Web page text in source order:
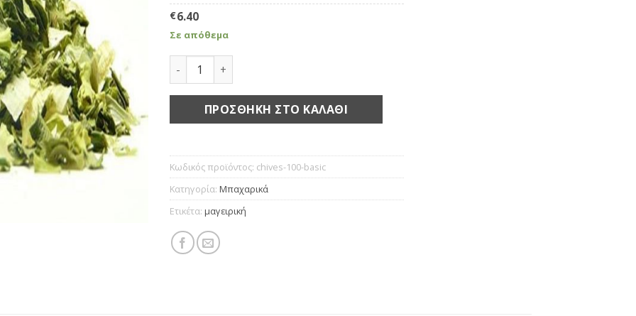
€6.40
Σε απόθεμα
Σχοινόπρασο ποσότητα
ΠΡΟΣΘΉΚΗ ΣΤΟ ΚΑΛΆΘΙ
Κωδικός προϊόντος: chives-100-basic
Κατηγορία: Μπαχαρικά
Ετικέτα: μαγειρική